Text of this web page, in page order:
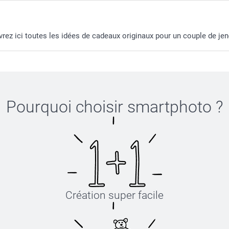
ici toutes les idées de cadeaux originaux pour un couple de
Pourquoi choisir smartphoto ?
Création super facile